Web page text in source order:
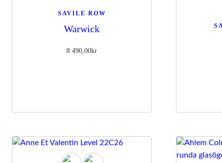
SAVILE ROW
Warwick
8 490,00kr